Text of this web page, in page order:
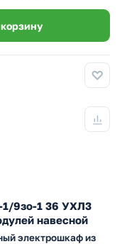
9зо-1 36 УХЛ3
навесной
электрошкаф из